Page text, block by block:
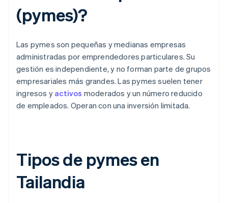
(pymes)?
Las pymes son pequeñas y medianas empresas
administradas por emprendedores particulares. Su
gestión es independiente, y no forman parte de grupos
empresariales más grandes. Las pymes suelen tener
ingresos y activos moderados y un número reducido
de empleados. Operan con una inversión limitada.
Tipos de pymes en
Tailandia